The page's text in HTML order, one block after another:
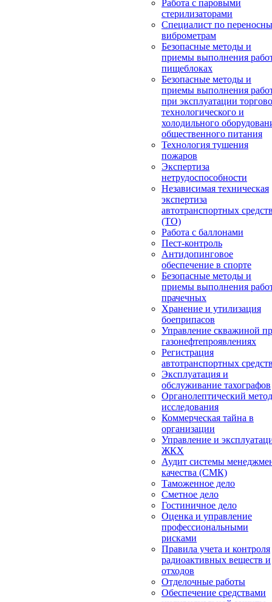
Работа с паровыми
стерилизаторами
Специалист по
виброметрам
Безопасные методы и
приемы выполнения
пищеблоках
Безопасные методы и
приемы выполнения
при эксплуатации
технологического и
холодильного
общественного питания
Технология тушения
пожаров
Экспертиза
нетрудоспособности
Независимая техническая
экспертиза
автотранспортных
(ТО)
Работа с баллонами
Пест-контроль
Антидопинговое
обеспечение в спорте
Безопасные методы и
приемы выполнения
прачечных
Хранение и утилизация
боеприпасов
Управление скважиной
газонефтепроявлениях
Регистрация
автотранспортных
Эксплуатация и
обслуживание тахографов
Органолептический метод
исследования
Коммерческая тайна в
организации
Управление и
ЖКХ
Аудит системы
качества (СМК)
Таможенное дело
Сметное дело
Гостиничное дело
Оценка и управление
профессиональными
рисками
Правила учета и контроля
радиоактивных веществ и
отходов
Отделочные работы
Обеспечение средствами